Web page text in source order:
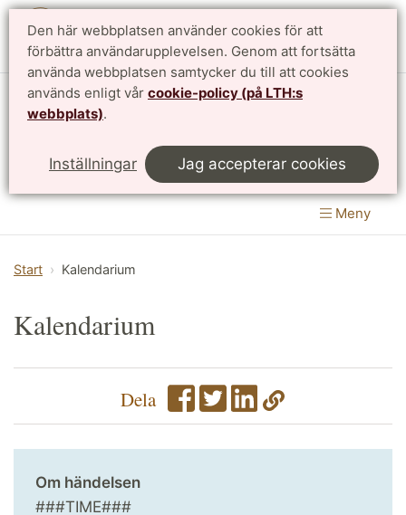
Den här webbplatsen använder cookies för att
förbättra användarupplevelsen. Genom att fortsätta
använda webbplatsen samtycker du till att cookies
används enligt vår cookie-policy (på LTH:s
webbplats).
Inställningar Jag accepterar cookies
Matematikcentrum
LTH, Lunds Tekniska Högskola&
Naturvetenskapliga fakulteten
Meny
Start Kalendarium
Kalendarium
Dela
Om händelsen
###TIME###